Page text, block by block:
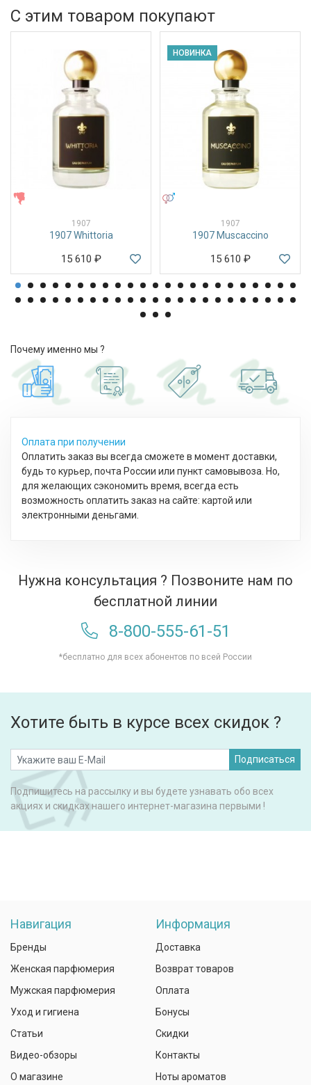
С этим товаром покупают
1907
1907 Whittoria
15 610 ₽
НОВИНКА
1907
1907 Muscaccino
15 610 ₽
Почему именно мы ?
Оплата при получении
Оплатить заказ вы всегда сможете в момент доставки,
будь то курьер, почта России или пункт самовывоза. Но,
для желающих сэкономить время, всегда есть
возможность оплатить заказ на сайте: картой или
электронными деньгами.
Нужна консультация ? Позвоните нам по
бесплатной линии
8-800-555-61-51
*бесплатно для всех абонентов по всей России
Хотите быть в курсе всех скидок ?
Подписаться
Подпишитесь на рассылку и вы будете узнавать обо всех
акциях и скидках нашего интернет-магазина первыми !
Навигация
Бренды
Женская парфюмерия
Мужская парфюмерия
Уход и гигиена
Статьи
Видео-обзоры
О магазине
Информация
Доставка
Возврат товаров
Оплата
Бонусы
Скидки
Контакты
Ноты ароматов